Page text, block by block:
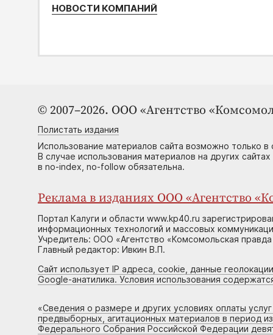
НОВОСТИ КОМПАНИЙ
© 2007–2026. ООО «Агентство
Полистать издания
Использование материалов сайта возможно только
В случае использования материалов на других
в no-index, no-follow обязательна.
Реклама в изданиях ООО «Агентство
Портал Калуги и области www.kp40.ru
информационных технологий и массовых
Учредитель: ООО «Агентство «Комсомольская правда
Главный редактор: Ивкин В.П.
Сайт использует IP адреса, cookie, данные
Google-анатилика. Условия использования
«Сведения о размере и других условиях оплаты
предвыборных, агитационных материалов в период
Федерального Собрания Российской Федерации